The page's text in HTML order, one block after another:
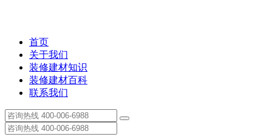
首页
关于我们
装修建材知识
装修建材百科
联系我们